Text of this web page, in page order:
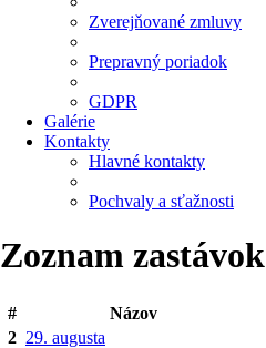
Zverejňované zmluvy
Prepravný poriadok
GDPR
Galérie
Kontakty
Hlavné kontakty
Pochvaly a sťažnosti
Zoznam zastávok
#
Názov
2 29. augusta